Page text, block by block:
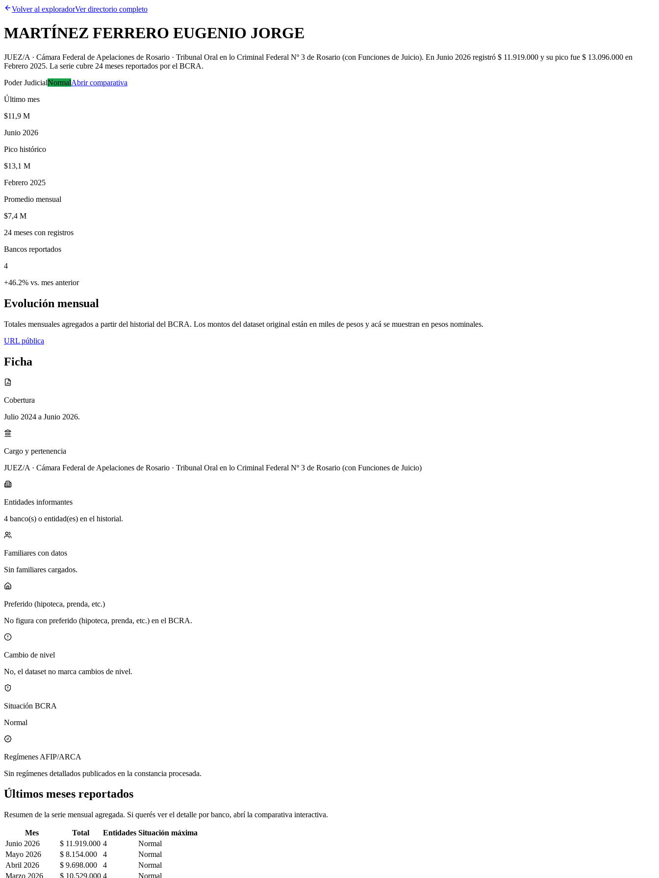
Volver al exploradorVer directorio completo
MARTÍNEZ FERRERO EUGENIO JORGE
JUEZ/A · Cámara Federal de Apelaciones de Rosario · Tribunal Oral en lo Criminal Federal Nº 3 de Rosario (con Funciones de Juicio). En Junio 2026 registró $ 11.919.000 y su pico fue $ 13.096.000 en
Febrero 2025. La serie cubre 24 meses reportados por el BCRA.
Poder JudicialNormalAbrir comparativa
Último mes
$11,9 M
Junio 2026
Pico histórico
$13,1 M
Febrero 2025
Promedio mensual
$7,4 M
24 meses con registros
Bancos reportados
4
+46.2% vs. mes anterior
Evolución mensual
Totales mensuales agregados a partir del historial del BCRA. Los montos del dataset original están en miles de pesos y acá se muestran en pesos nominales.
URL pública
Ficha
Cobertura
Julio 2024 a Junio 2026.
Cargo y pertenencia
JUEZ/A · Cámara Federal de Apelaciones de Rosario · Tribunal Oral en lo Criminal Federal Nº 3 de Rosario (con Funciones de Juicio)
Entidades informantes
4 banco(s) o entidad(es) en el historial.
Familiares con datos
Sin familiares cargados.
Preferido (hipoteca, prenda, etc.)
No figura con preferido (hipoteca, prenda, etc.) en el BCRA.
Cambio de nivel
No, el dataset no marca cambios de nivel.
Situación BCRA
Normal
Regímenes AFIP/ARCA
Sin regímenes detallados publicados en la constancia procesada.
Últimos meses reportados
Resumen de la serie mensual agregada. Si querés ver el detalle por banco, abrí la comparativa interactiva.
Mes Total Entidades Situación máxima
Junio 2026
$ 11.919.000 4
Normal
Mayo 2026
$ 8.154.000 4
Normal
Abril 2026
$ 9.698.000 4
Normal
Marzo 2026
$ 10.529.000 4 Normal